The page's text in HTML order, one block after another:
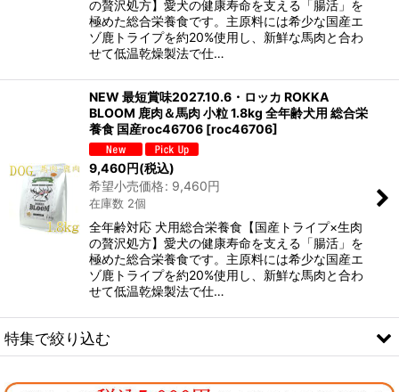
の贅沢処方】愛犬の健康寿命を支える「腸活」を
極めた総合栄養食です。主原料には希少な国産エ
ゾ鹿トライプを約20%使用し、新鮮な馬肉と合わ
せて低温乾燥製法で仕…
NEW 最短賞味2027.10.6・ロッカ ROKKA
BLOOM 鹿肉＆馬肉 小粒 1.8kg 全年齢犬用 総合栄
養食 国産roc46706 [roc46706]
9,460円(税込)
希望小売価格: 9,460円
在庫数 2個
全年齢対応 犬用総合栄養食【国産トライプ×生肉
の贅沢処方】愛犬の健康寿命を支える「腸活」を
極めた総合栄養食です。主原料には希少な国産エ
ゾ鹿トライプを約20%使用し、新鮮な馬肉と合わ
せて低温乾燥製法で仕…
特集で絞り込む
なちゅのオリジナルセット